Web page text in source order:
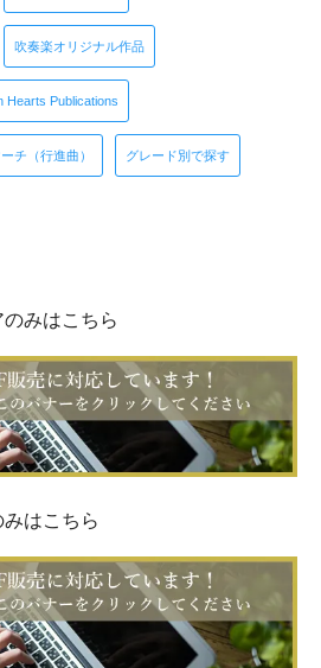
吹奏楽オリジナル作品
Hearts Publications
チ（行進曲） グレード別で探す
みはこちら
はこちら